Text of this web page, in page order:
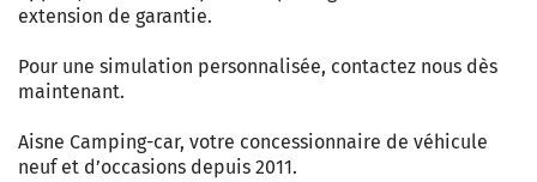
extension de garantie.
Pour une simulation personnalisée, contactez nous dès
maintenant.
Aisne Camping-car, votre concessionnaire de véhicule
neuf et d’occasions depuis 2011.